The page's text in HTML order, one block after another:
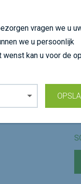
ons op
vragen we u
we u persoonlijk
wenst kan u voor de